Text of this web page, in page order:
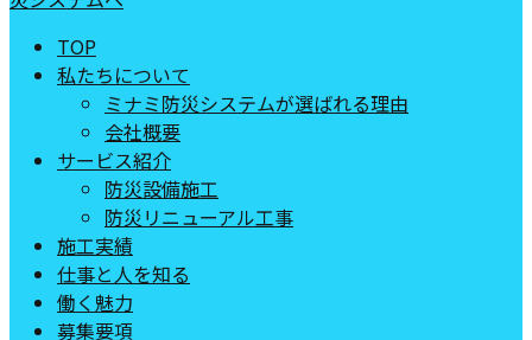
TOP
私たちについて
ミナミ防災システムが選ばれる理由
会社概要
サービス紹介
防災設備施工
防災リニューアル工事
施工実績
仕事と人を知る
働く魅力
募集要項